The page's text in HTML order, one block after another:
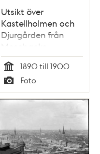
Utsikt över
Kastellholmen och
Djurgården från
Mosebacke
Tid
1890 till 1900
Typ
Foto